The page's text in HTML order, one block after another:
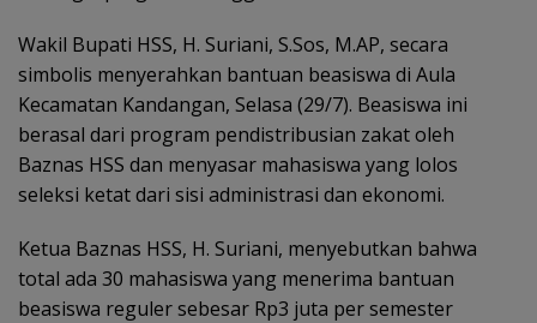
Wakil Bupati HSS, H. Suriani, S.Sos, M.AP, secara
simbolis menyerahkan bantuan beasiswa di Aula
Kecamatan Kandangan, Selasa (29/7). Beasiswa ini
berasal dari program pendistribusian zakat oleh
Baznas HSS dan menyasar mahasiswa yang lolos
seleksi ketat dari sisi administrasi dan ekonomi.
Ketua Baznas HSS, H. Suriani, menyebutkan bahwa
total ada 30 mahasiswa yang menerima bantuan
beasiswa reguler sebesar Rp3 juta per semester